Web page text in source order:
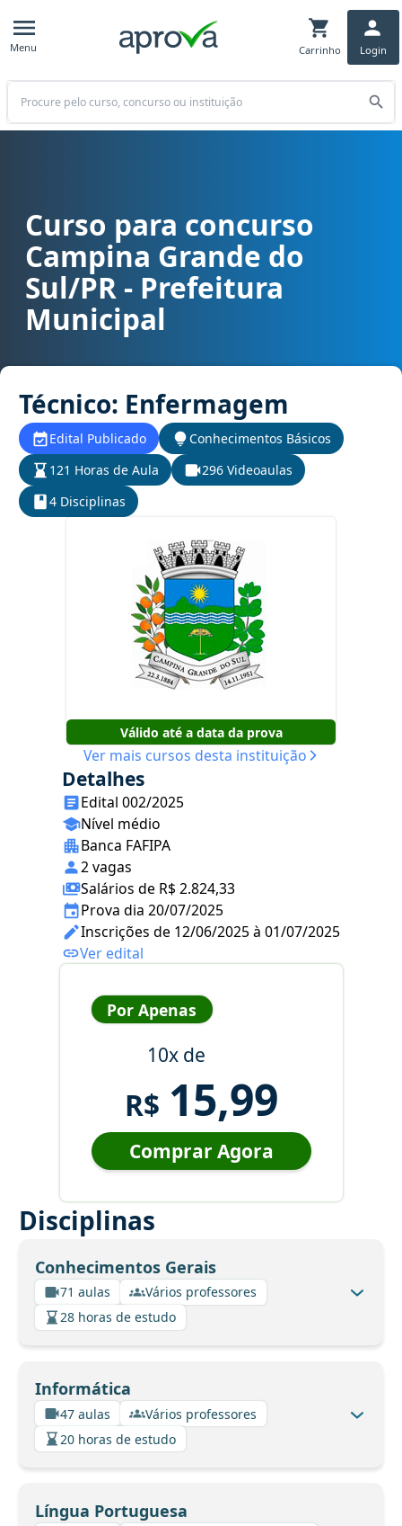
Menu Carrinho Login
Buscar
Curso para concurso Campina Grande do Sul/PR - Prefeitura
Curso para concurso
Campina Grande do
Sul/PR - Prefeitura
Municipal
Técnico: Enfermagem
Edital Publicado
Conhecimentos Básicos
121 Horas de Aula
296 Videoaulas
4 Disciplinas
Válido até a data da prova
Ver mais cursos desta instituição
Detalhes
Edital 002/2025
Nível médio
Banca FAFIPA
2 vagas
Salários de R$ 2.824,33
Prova dia 20/07/2025
Inscrições de 12/06/2025 à 01/07/2025
Ver edital
Por Apenas
10x de
R$ 15,99
Comprar Agora
Disciplinas
Conhecimentos Gerais
71 aulas
Vários professores
28 horas de estudo
Informática
47 aulas
Vários professores
20 horas de estudo
Língua Portuguesa